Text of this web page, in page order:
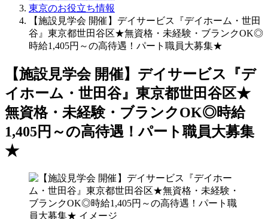
東京のお役立ち情報
【施設見学会 開催】デイサービス『デイホーム・世田
谷』東京都世田谷区★無資格・未経験・ブランクOK◎
時給1,405円～の高待遇！パート職員大募集★
【施設見学会 開催】デイサービス『デ
イホーム・世田谷』東京都世田谷区★
無資格・未経験・ブランクOK◎時給
1,405円～の高待遇！パート職員大募集
★